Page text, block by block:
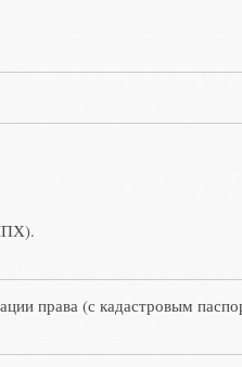
права (с кадастровым